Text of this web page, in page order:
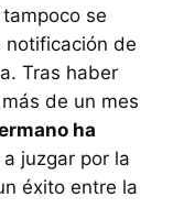
se
notificación de
Tras haber
de un mes
ha
juzgar por la
éxito entre la